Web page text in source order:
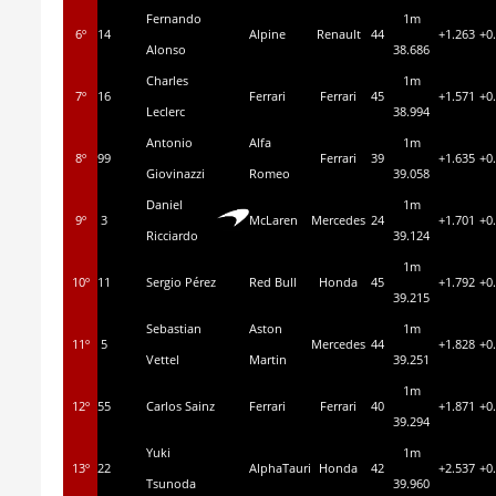
6º 14
Fernando
Alonso
Alpine Renault 44
1m
38.686
+1.263
7º 16
Charles
Leclerc
Ferrari Ferrari 45
1m
38.994
+1.571
8º 99
Antonio
Giovinazzi
Alfa
Romeo
Ferrari 39
1m
39.058
+1.635
9º 3
Daniel
Ricciardo
McLaren Mercedes 24
1m
39.124
+1.701
10º 11 Sergio Pérez Red Bull Honda 45
1m
39.215
+1.792
11º 5
Sebastian
Vettel
Aston
Martin
Mercedes 44
1m
39.251
+1.828
12º 55 Carlos Sainz Ferrari Ferrari 40
1m
39.294
+1.871
13º 22
Yuki
Tsunoda
AlphaTauri Honda 42
1m
39.960
+2.537